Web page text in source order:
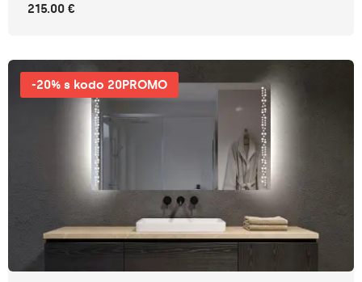
215.00 €
-20% s kodo 20PROMO